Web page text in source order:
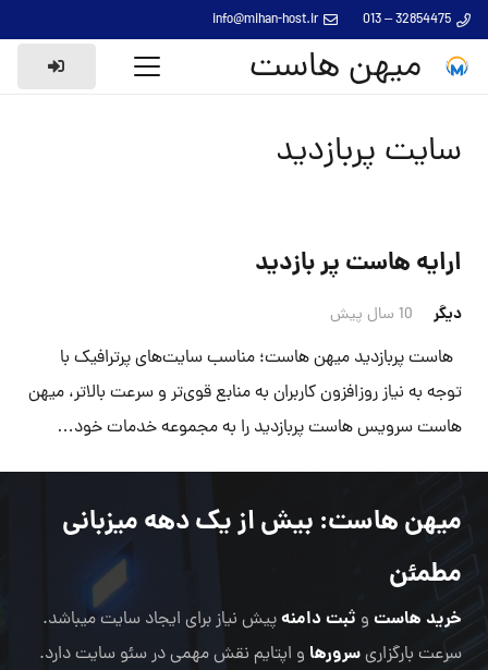
32854475 – 013
info@mihan-host.ir
میهن هاست
سایت پربازدید
ارایه هاست پر بازدید
دیگر 10 سال پیش
هاست پربازدید میهن هاست؛ مناسب سایت‌های پرترافیک با
توجه به نیاز روزافزون کاربران به منابع قوی‌تر و سرعت بالاتر، میهن
هاست سرویس هاست پربازدید را به مجموعه خدمات خود…
میهن هاست: بیش از یک دهه میزبانی
مطمئن
خرید هاست و ثبت دامنهپیش نیاز برای ایجاد سایت میباشد.
سرعت بارگزاریسرورها و اپتایم نقش مهمی در سئو سایت دارد.